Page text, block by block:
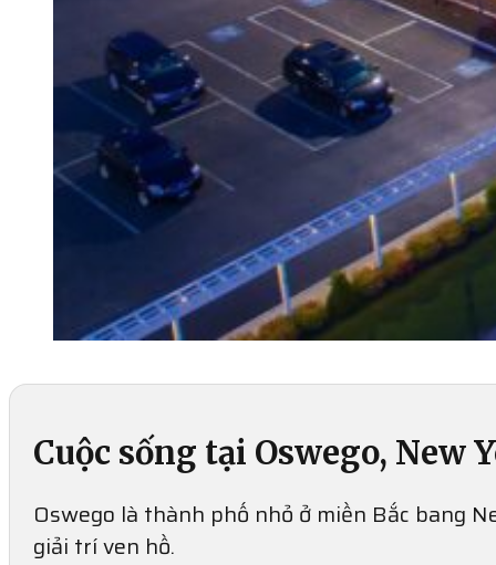
Cuộc sống tại Oswego, New
Oswego là thành phố nhỏ ở miền Bắc bang
giải trí ven hồ.